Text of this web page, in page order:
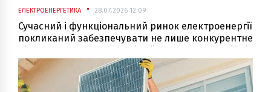
ЕЛЕКТРОЕНЕРГЕТИКА 28.07.2026 12:09
Сучасний і функціональний ринок електроенергії
покликаний забезпечувати не лише конкурентне
ціноутворення в моменті, а й формувати надійні
інструменти управління ризиками. Для будь-
якого промислового виробництва або великого
комерційного підприємства можливість